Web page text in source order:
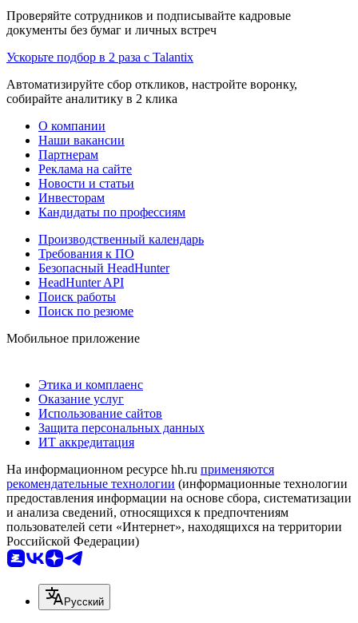
Проверяйте сотрудников и подписывайте кадровые
документы без бумаг и личных встреч
Ускорьте подбор в 2 раза с Talantix
Автоматизируйте сбор откликов, настройте воронку,
собирайте аналитику в 2 клика
О компании
Наши вакансии
Партнерам
Реклама на сайте
Новости и статьи
Инвесторам
Кандидаты по профессиям
Производственный календарь
Требования к ПО
Безопасный HeadHunter
HeadHunter API
Поиск работы
Поиск по резюме
Мобильное приложение
Этика и комплаенс
Оказание услуг
Использование сайтов
Защита персональных данных
ИТ аккредитация
На информационном ресурсе hh.ru применяются
рекомендательные технологии (информационные технологии
предоставления информации на основе сбора, систематизации
и анализа сведений, относящихся к предпочтениям
пользователей сети «Интернет», находящихся на территории
Российской Федерации)
Русский